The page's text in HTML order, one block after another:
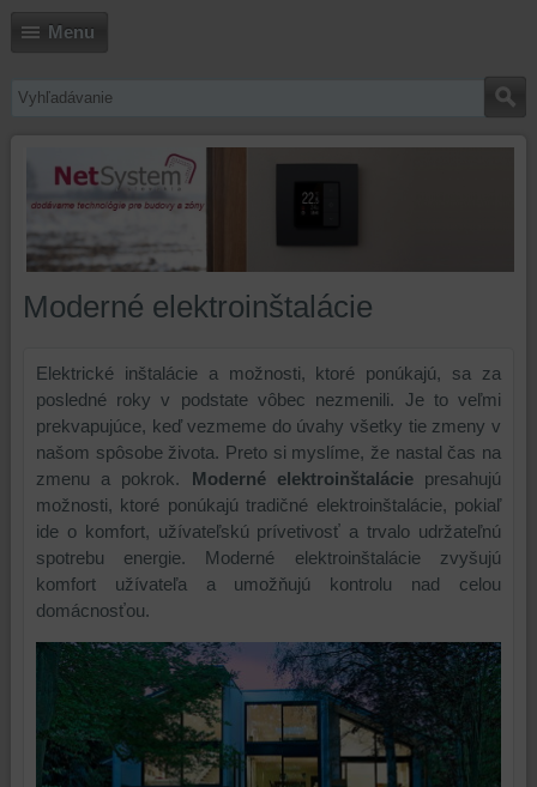
Menu
Moderné elektroinštalácie
Elektrické inštalácie a možnosti, ktoré ponúkajú, sa za
posledné roky v podstate vôbec nezmenili. Je to veľmi
prekvapujúce, keď vezmeme do úvahy všetky tie zmeny v
našom spôsobe života. Preto si myslíme, že nastal čas na
zmenu a pokrok. Moderné elektroinštaláciepresahujú
možnosti, ktoré ponúkajú tradičné elektroinštalácie, pokiaľ
ide o komfort, užívateľskú prívetivosť a trvalo udržateľnú
spotrebu energie. Moderné elektroinštalácie zvyšujú
komfort užívateľa a umožňujú kontrolu nad celou
domácnosťou.